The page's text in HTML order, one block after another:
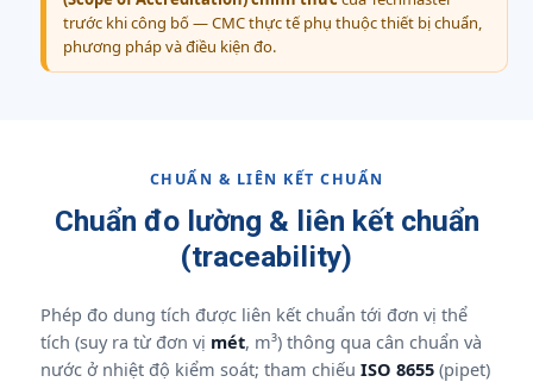
trước khi công bố — CMC thực tế phụ thuộc thiết bị chuẩn,
phương pháp và điều kiện đo.
CHUẨN & LIÊN KẾT CHUẨN
Chuẩn đo lường & liên kết chuẩn
(traceability)
Phép đo dung tích được liên kết chuẩn tới đơn vị thể
tích (suy ra từ đơn vị mét, m³) thông qua cân chuẩn và
nước ở nhiệt độ kiểm soát; tham chiếu ISO 8655 (pipet)